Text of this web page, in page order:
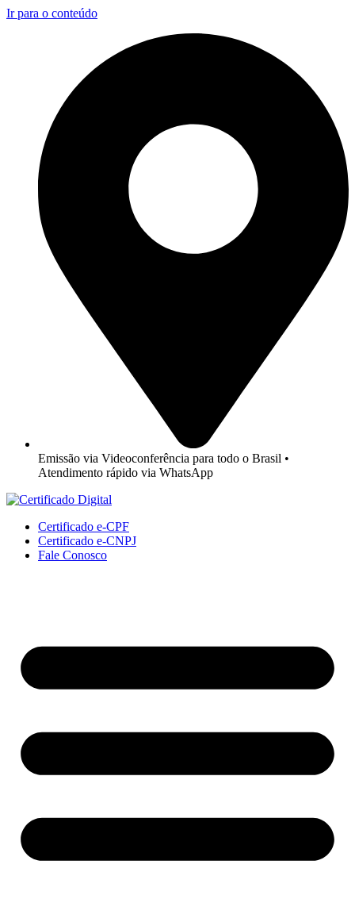
Ir para o conteúdo
Emissão via Videoconferência para todo o Brasil •
Atendimento rápido via WhatsApp
Certificado e-CPF
Certificado e-CNPJ
Fale Conosco